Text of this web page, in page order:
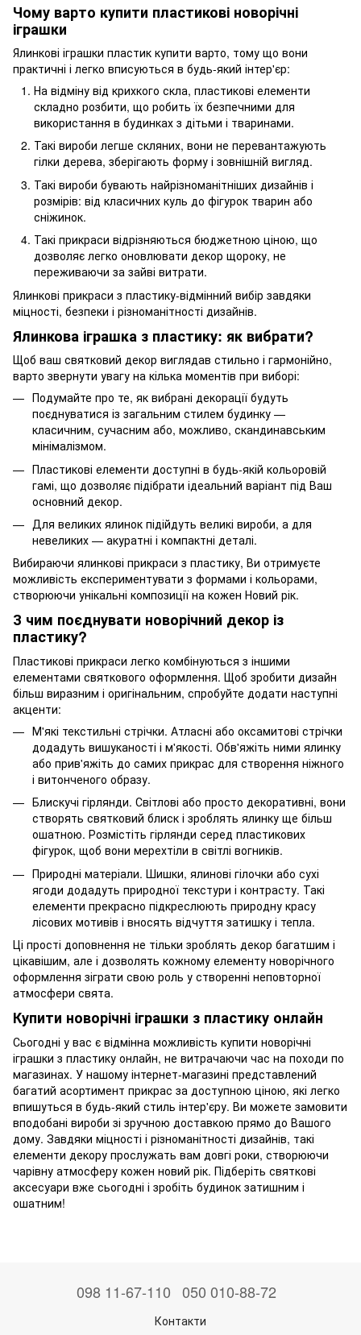
Чому варто купити пластикові новорічні
іграшки
Ялинкові іграшки пластик купити варто, тому що вони
практичні і легко вписуються в будь-який інтер'єр:
На відміну від крихкого скла, пластикові елементи
складно розбити, що робить їх безпечними для
використання в будинках з дітьми і тваринами.
Такі вироби легше скляних, вони не перевантажують
гілки дерева, зберігають форму і зовнішній вигляд.
Такі вироби бувають найрізноманітніших дизайнів і
розмірів: від класичних куль до фігурок тварин або
сніжинок.
Такі прикраси відрізняються бюджетною ціною, що
дозволяє легко оновлювати декор щороку, не
переживаючи за зайві витрати.
Ялинкові прикраси з пластику-відмінний вибір завдяки
міцності, безпеки і різноманітності дизайнів.
Ялинкова іграшка з пластику: як вибрати?
Щоб ваш святковий декор виглядав стильно і гармонійно,
варто звернути увагу на кілька моментів при виборі:
Подумайте про те, як вибрані декорації будуть
поєднуватися із загальним стилем будинку —
класичним, сучасним або, можливо, скандинавським
мінімалізмом.
Пластикові елементи доступні в будь-якій кольоровій
гамі, що дозволяє підібрати ідеальний варіант під Ваш
основний декор.
Для великих ялинок підійдуть великі вироби, а для
невеликих — акуратні і компактні деталі.
Вибираючи ялинкові прикраси з пластику, Ви отримуєте
можливість експериментувати з формами і кольорами,
створюючи унікальні композиції на кожен Новий рік.
З чим поєднувати новорічний декор із
пластику?
Пластикові прикраси легко комбінуються з іншими
елементами святкового оформлення. Щоб зробити дизайн
більш виразним і оригінальним, спробуйте додати наступні
акценти:
М'які текстильні стрічки. Атласні або оксамитові стрічки
додадуть вишуканості і м'якості. Обв'яжіть ними ялинку
або прив'яжіть до самих прикрас для створення ніжного
і витонченого образу.
Блискучі гірлянди. Світлові або просто декоративні, вони
створять святковий блиск і зроблять ялинку ще більш
ошатною. Розмістіть гірлянди серед пластикових
фігурок, щоб вони мерехтіли в світлі вогників.
Природні матеріали. Шишки, ялинові гілочки або сухі
ягоди додадуть природної текстури і контрасту. Такі
елементи прекрасно підкреслюють природну красу
лісових мотивів і вносять відчуття затишку і тепла.
Ці прості доповнення не тільки зроблять декор багатшим і
цікавішим, але і дозволять кожному елементу новорічного
оформлення зіграти свою роль у створенні неповторної
атмосфери свята.
Купити новорічні іграшки з пластику онлайн
Сьогодні у вас є відмінна можливість купити новорічні
іграшки з пластику онлайн, не витрачаючи час на походи по
магазинах. У нашому інтернет-магазині представлений
багатий асортимент прикрас за доступною ціною, які легко
впишуться в будь-який стиль інтер'єру. Ви можете замовити
вподобані вироби зі зручною доставкою прямо до Вашого
дому. Завдяки міцності і різноманітності дизайнів, такі
елементи декору прослужать вам довгі роки, створюючи
чарівну атмосферу кожен новий рік. Підберіть святкові
аксесуари вже сьогодні і зробіть будинок затишним і
ошатним!
098 11-67-110 050 010-88-72
Контакти